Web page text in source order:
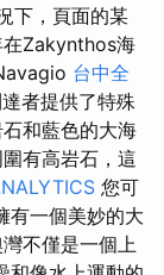
下，頁面的某
在Zakynthos海
台中全
者提供了特殊
和藍色的大海
有高岩石，這
您可
有一個美妙的大
不僅是一個上